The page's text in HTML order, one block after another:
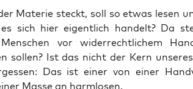
Mate­rie steckt, soll so etwas lesen
sich hier eigent­lich han­delt? Da
vor wider­recht­li­chem
sol­len? Ist das nicht der Kern
Das ist einer von einer
Mas­se an harmlosen.